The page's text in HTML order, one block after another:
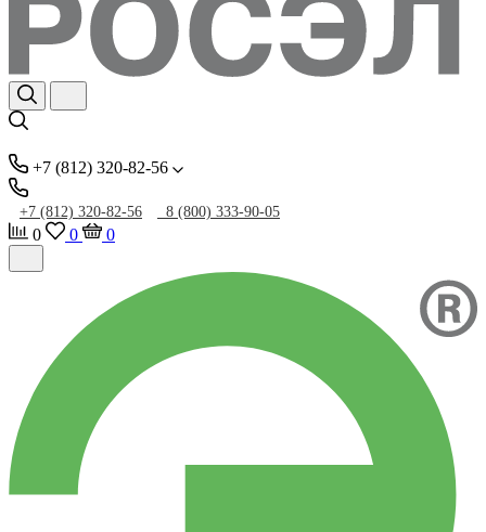
+7 (812) 320-82-56
+7 (812) 320-82-56 8 (800) 333-90-05
0 0 0